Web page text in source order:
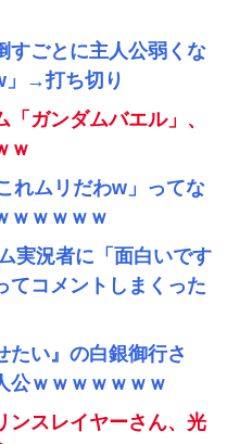
すごとに主人公弱くな
」→打ち切り
「ガンダムバエル」、
ｗ
れムリだわw」ってな
ｗｗｗｗｗ
実況者に「面白いです
てコメントしまくった
たい』の白銀御行さ
公ｗｗｗｗｗｗｗ
ンスレイヤーさん、光